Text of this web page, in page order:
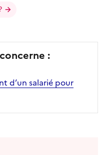
:
d’un salarié pour